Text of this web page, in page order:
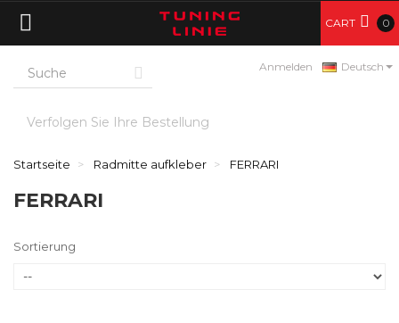
Anmelden Deutsch
CART 0
Verfolgen Sie Ihre Bestellung
Startseite Radmitte aufkleber FERRARI
FERRARI
Sortierung